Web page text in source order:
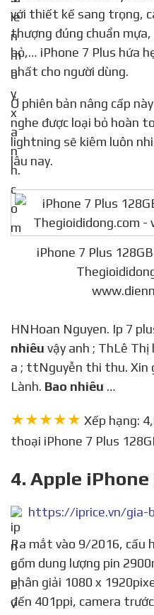
với thiết kế sang trọng,
thượng đúng chuẩn
bỏ,… iPhone 7 Plus hứa
nhất cho người dùng.
Ở phiên bản nâng cấp này thì cổng 3.5 mm của tai
nghe được loại bỏ hoàn
lightning sẽ kiêm luôn
lâu nay.
iPhone 7 Plus
HNHoan Nguyen. Ip 7
nhiêu vậy anh ; ThLê Thị
a ; ttNguyễn thi thu. Xin
Lành. Bao nhiêu …
★★★★★ Xếp hạng:
thoại iPhone 7 Plus
4. Apple iPhone
Ra mắt vào 9/2016, cấu hình Apple iPhone 7 Plus
gồm dung lượng pin
phân giải 1080 x
đến 401ppi, camera